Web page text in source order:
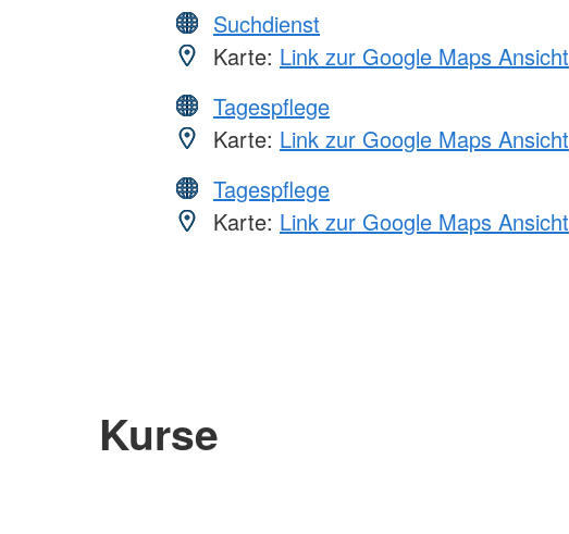
Suchdienst
Karte: Link zur Google Maps Ansicht
Tagespflege
Karte: Link zur Google Maps Ansicht
Tagespflege
Karte: Link zur Google Maps Ansicht
Kurse